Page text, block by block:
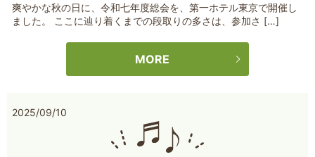
爽やかな秋の日に、令和七年度総会を、第一ホテル東京で開催し
ました。 ここに辿り着くまでの段取りの多さは、参加さ […]
MORE
2025/09/10